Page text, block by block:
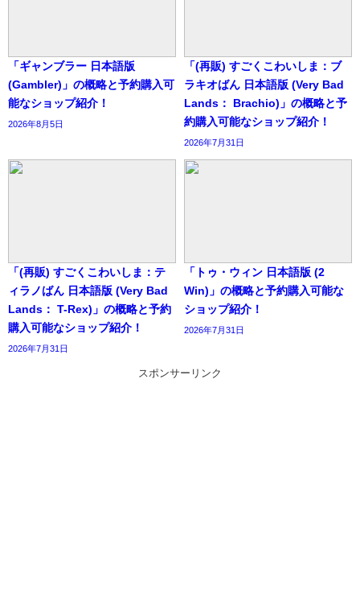
「ギャンブラー 日本語版
(Gambler)」の概略と予約購入可
能なショップ紹介！
2026年8月5日
「(再販) すごくこわいしま：ブ
ラキオばん 日本語版 (Very Bad
Lands： Brachio)」の概略と予
約購入可能なショップ紹介！
2026年7月31日
「(再販) すごくこわいしま：テ
ィラノばん 日本語版 (Very Bad
Lands： T-Rex)」の概略と予約
購入可能なショップ紹介！
2026年7月31日
「トゥ・ウィン 日本語版 (2
Win)」の概略と予約購入可能な
ショップ紹介！
2026年7月31日
スポンサーリンク